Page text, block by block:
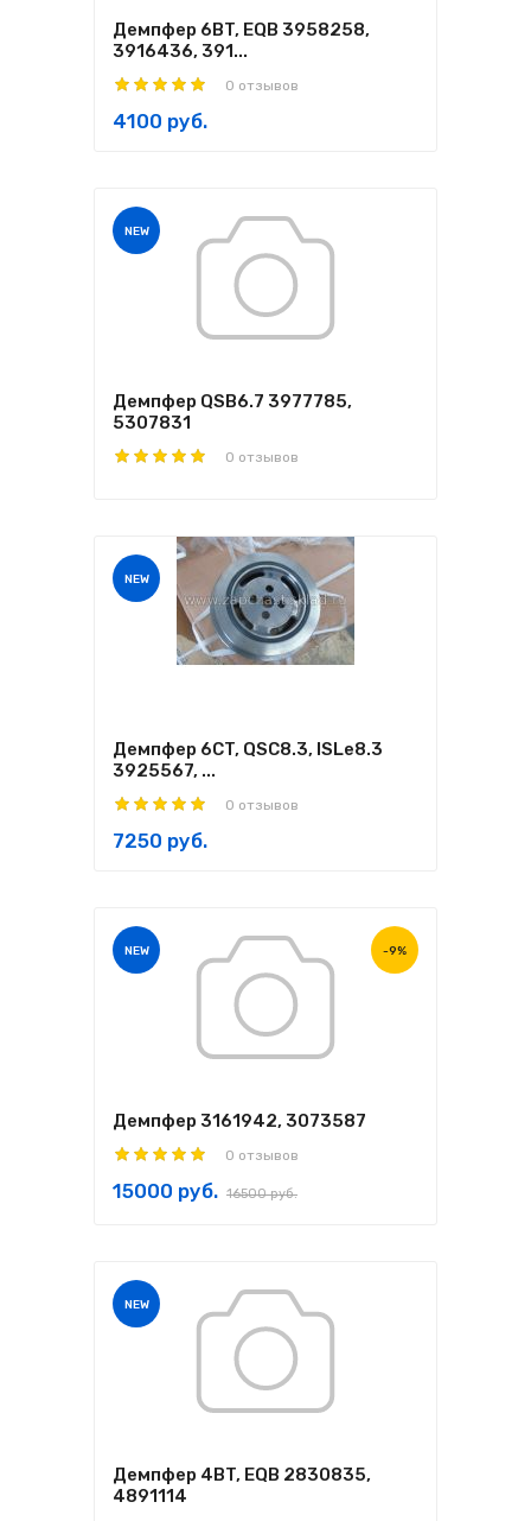
Демпфер 6BT, EQB 3958258,
3916436, 391...
0 отзывов
4100 руб.
NEW
Демпфер QSB6.7 3977785,
5307831
0 отзывов
NEW
Демпфер 6CT, QSC8.3, ISLe8.3
3925567, ...
0 отзывов
7250 руб.
NEW -9%
Демпфер 3161942, 3073587
0 отзывов
15000 руб. 16500 руб.
NEW
Демпфер 4BT, EQB 2830835,
4891114